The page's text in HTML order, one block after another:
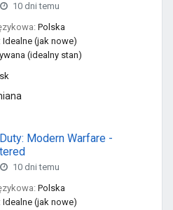
10 dni temu
Polska
Idealne (jak nowe)
(idealny stan)
Modern Warfare -
10 dni temu
Polska
Idealne (jak nowe)